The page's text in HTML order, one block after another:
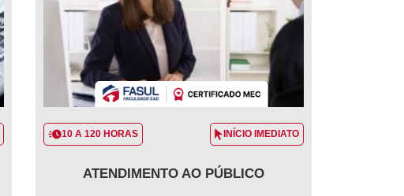
10 A 120 HORAS INÍCIO IMEDIATO
ATENDIMENTO AO PÚBLICO